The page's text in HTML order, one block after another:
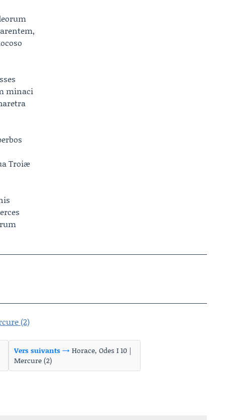
minaci
Troiæ
(2)
Vers suivants → Horace, Odes I 10 |
Mercure (2)